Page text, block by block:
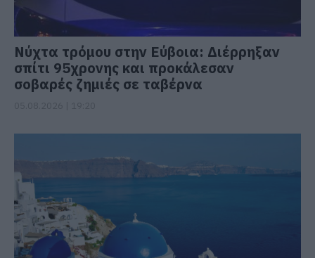
Νύχτα τρόμου στην Εύβοια: Διέρρηξαν
σπίτι 95χρονης και προκάλεσαν
σοβαρές ζημιές σε ταβέρνα